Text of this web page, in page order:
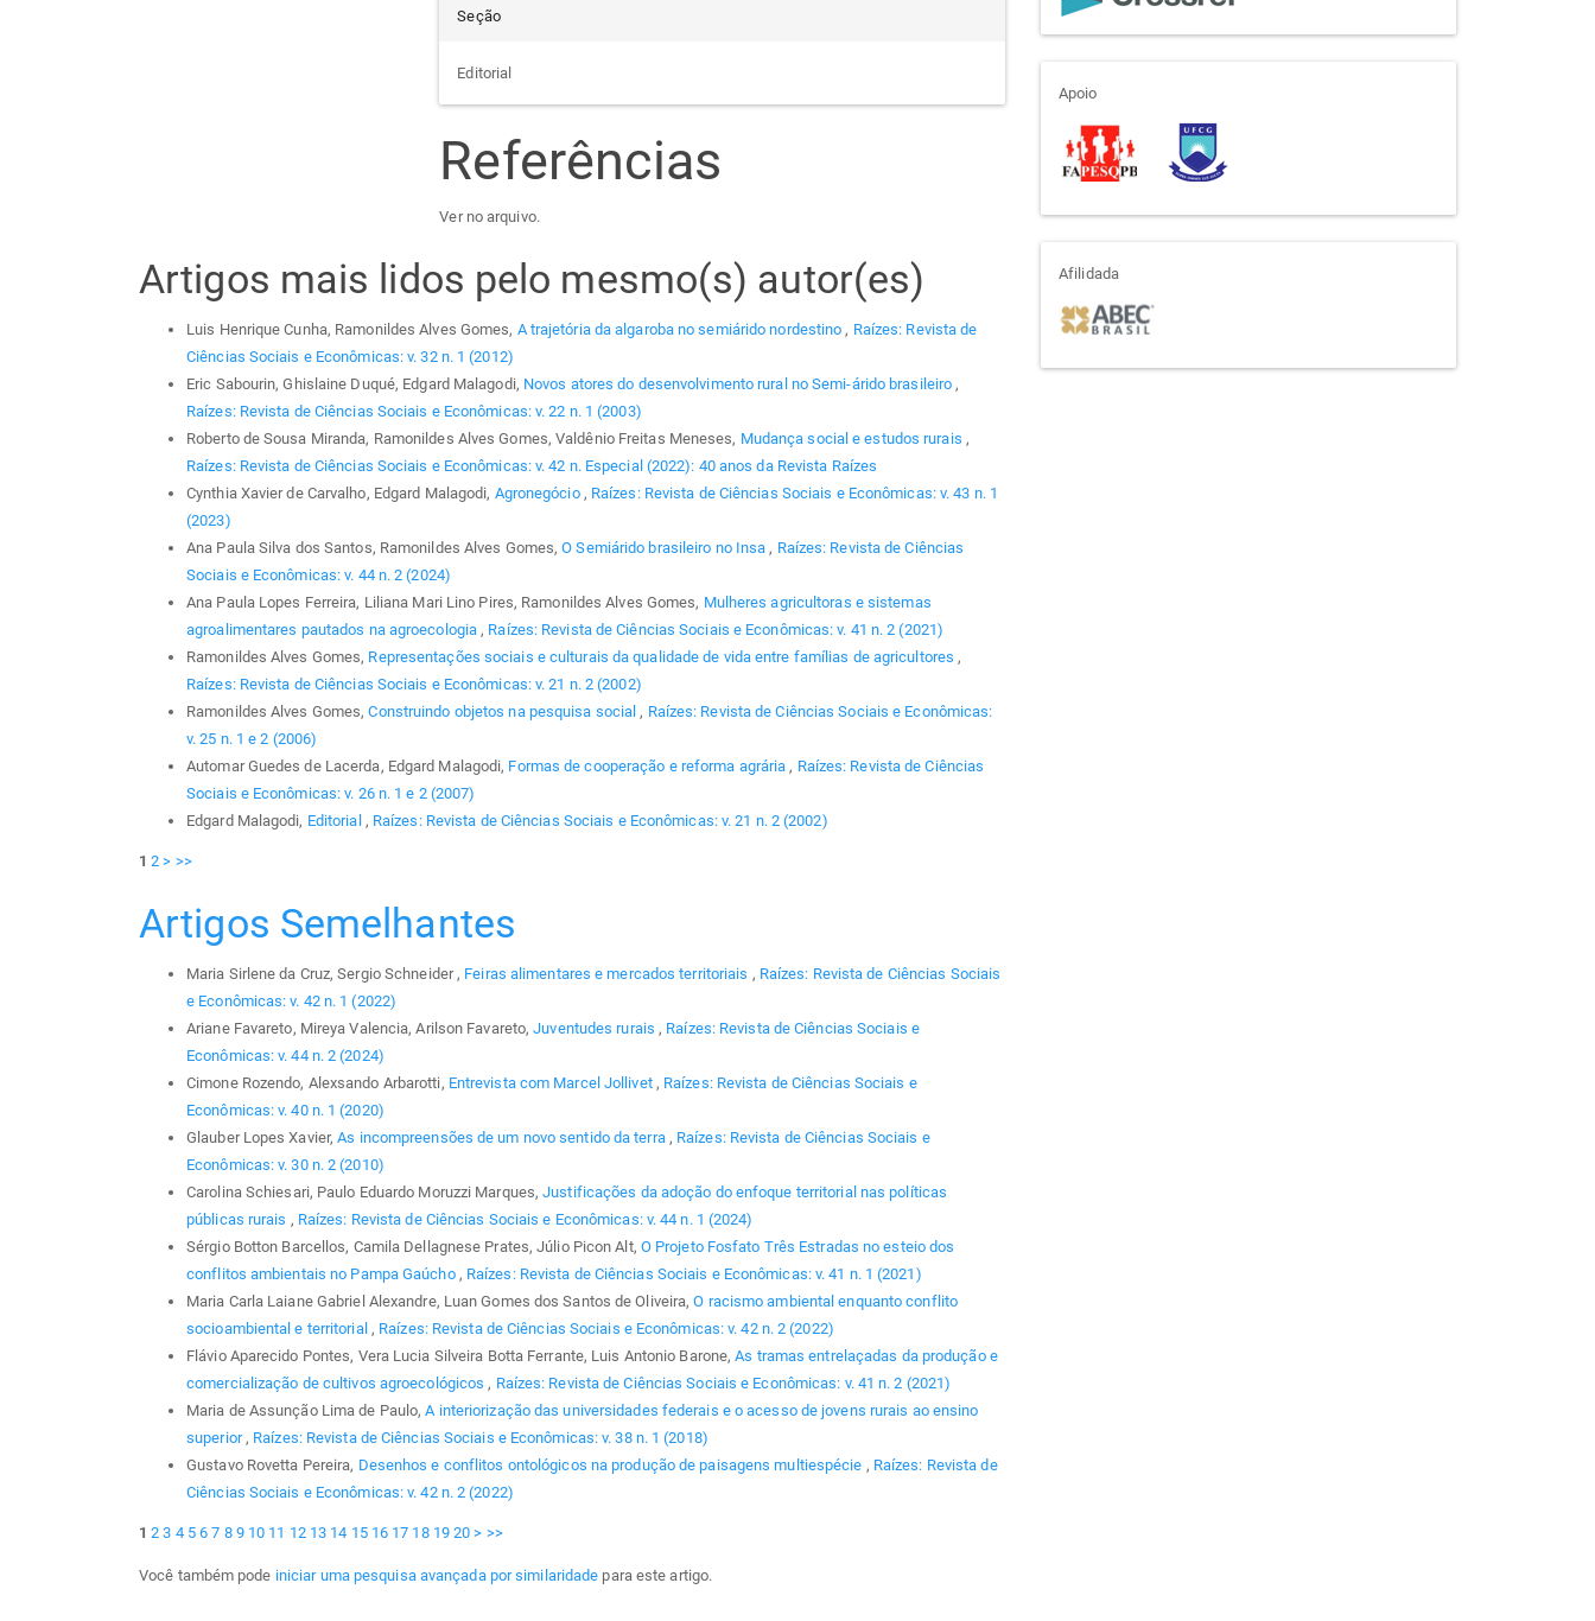
Seção
Editorial
Referências
Ver no arquivo.
Artigos mais lidos pelo mesmo(s) autor(es)
Luis Henrique Cunha, Ramonildes Alves Gomes, A trajetória da algaroba no semiárido nordestino , Raízes: Revista de
Ciências Sociais e Econômicas: v. 32 n. 1 (2012)
Eric Sabourin, Ghislaine Duqué, Edgard Malagodi, Novos atores do desenvolvimento rural no Semi-árido brasileiro ,
Raízes: Revista de Ciências Sociais e Econômicas: v. 22 n. 1 (2003)
Roberto de Sousa Miranda, Ramonildes Alves Gomes, Valdênio Freitas Meneses, Mudança social e estudos rurais ,
Raízes: Revista de Ciências Sociais e Econômicas: v. 42 n. Especial (2022): 40 anos da Revista Raízes
Cynthia Xavier de Carvalho, Edgard Malagodi, Agronegócio , Raízes: Revista de Ciências Sociais e Econômicas: v. 43 n. 1
(2023)
Ana Paula Silva dos Santos, Ramonildes Alves Gomes,O Semiárido brasileiro no Insa , Raízes: Revista de Ciências
Sociais e Econômicas: v. 44 n. 2 (2024)
Ana Paula Lopes Ferreira, Liliana Mari Lino Pires, Ramonildes Alves Gomes, Mulheres agricultoras e sistemas
agroalimentares pautados na agroecologia , Raízes: Revista de Ciências Sociais e Econômicas: v. 41 n. 2 (2021)
Ramonildes Alves Gomes, Representações sociais e culturais da qualidade de vida entre famílias de agricultores ,
Raízes: Revista de Ciências Sociais e Econômicas: v. 21 n. 2 (2002)
Ramonildes Alves Gomes,Construindo objetos na pesquisa social , Raízes: Revista de Ciências Sociais e Econômicas:
v. 25 n. 1 e 2 (2006)
Automar Guedes de Lacerda, Edgard Malagodi, Formas de cooperação e reforma agrária , Raízes: Revista de Ciências
Sociais e Econômicas: v. 26 n. 1 e 2 (2007)
Edgard Malagodi, Editorial , Raízes: Revista de Ciências Sociais e Econômicas: v. 21 n. 2 (2002)
1 2 > >>
Artigos Semelhantes
Maria Sirlene da Cruz, Sergio Schneider , Feiras alimentares e mercados territoriais , Raízes: Revista de Ciências Sociais
e Econômicas: v. 42 n. 1 (2022)
Ariane Favareto, Mireya Valencia, Arilson Favareto,Juventudes rurais , Raízes: Revista de Ciências Sociais e
Econômicas: v. 44 n. 2 (2024)
Cimone Rozendo, Alexsando Arbarotti, Entrevista com Marcel Jollivet , Raízes: Revista de Ciências Sociais e
Econômicas: v. 40 n. 1 (2020)
Glauber Lopes Xavier,As incompreensões de um novo sentido da terra , Raízes: Revista de Ciências Sociais e
Econômicas: v. 30 n. 2 (2010)
Carolina Schiesari, Paulo Eduardo Moruzzi Marques,Justificações da adoção do enfoque territorial nas políticas
públicas rurais , Raízes: Revista de Ciências Sociais e Econômicas: v. 44 n. 1 (2024)
Sérgio Botton Barcellos, Camila Dellagnese Prates, Júlio Picon Alt, O Projeto Fosfato Três Estradas no esteio dos
conflitos ambientais no Pampa Gaúcho , Raízes: Revista de Ciências Sociais e Econômicas: v. 41 n. 1 (2021)
Maria Carla Laiane Gabriel Alexandre, Luan Gomes dos Santos de Oliveira,O racismo ambiental enquanto conflito
socioambiental e territorial , Raízes: Revista de Ciências Sociais e Econômicas: v. 42 n. 2 (2022)
Flávio Aparecido Pontes, Vera Lucia Silveira Botta Ferrante, Luis Antonio Barone,As tramas entrelaçadas da produção e
comercialização de cultivos agroecológicos , Raízes: Revista de Ciências Sociais e Econômicas: v. 41 n. 2 (2021)
Maria de Assunção Lima de Paulo,A interiorização das universidades federais e o acesso de jovens rurais ao ensino
superior , Raízes: Revista de Ciências Sociais e Econômicas: v. 38 n. 1 (2018)
Gustavo Rovetta Pereira, Desenhos e conflitos ontológicos na produção de paisagens multiespécie , Raízes: Revista de
Ciências Sociais e Econômicas: v. 42 n. 2 (2022)
1 2 3 4 5 6 7 8 9 10 11 12 13 14 15 16 17 18 19 20 > >>
Você também pode iniciar uma pesquisa avançada por similaridade para este artigo.
apoio
Apoio
afiliada
Afilidada